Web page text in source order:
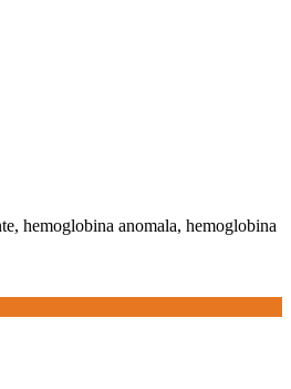
hemoglobina anomala, hemoglobina